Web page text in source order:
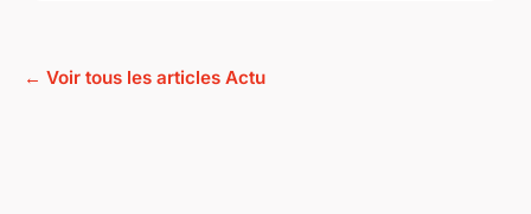
← Voir tous les articles Actu